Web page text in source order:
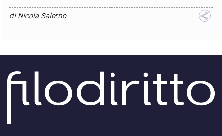
diNicola Salerno